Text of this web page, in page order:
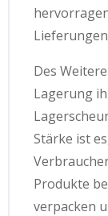
Des
Lagerung
Stärke ist
Produkte
verpacken